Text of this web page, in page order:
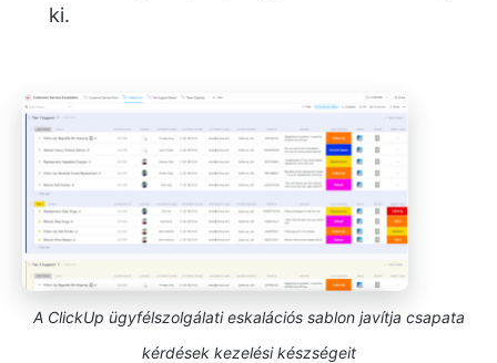
ki.
A ClickUp ügyfélszolgálati eskalációs sablon javítja csapata
kérdések kezelési készségeit